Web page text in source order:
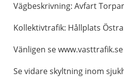
Vägbeskrivning: Avfart
Kollektivtrafik: Hållplats
Vänligen se
Se vidare skyltning inom